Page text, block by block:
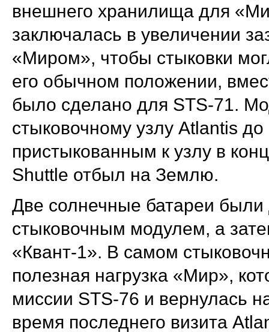
внешнего хранилища для
заключалась в увеличении
«Миром», чтобы стыковки
его обычном положении,
было сделано для STS-71.
стыковочному узлу Atlantis
пристыкованным к узлу в
Shuttle отбыл на Землю.
Две солнечные батареи
стыковочным модулем, а
«Квант-1». В самом
полезная нагрузка «Мир»,
миссии STS-76 и вернулась
время последнего визита